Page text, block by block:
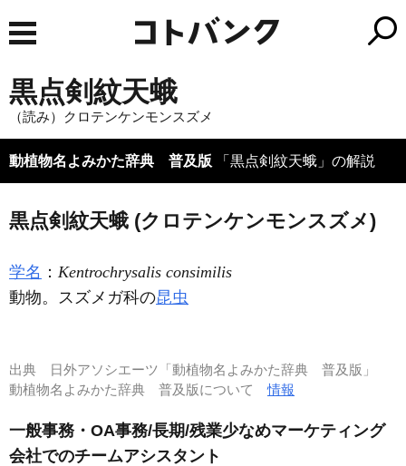
黒点剣紋天蛾
（読み）クロテンケンモンスズメ
動植物名よみかた辞典 普及版 「黒点剣紋天蛾」の解説
黒点剣紋天蛾 (クロテンケンモンスズメ)
学名 ： Kentrochrysalis consimilis
動物。スズメガ科の昆虫
出典
日外アソシエーツ「動植物名よみかた辞典 普及版」
動植物名よみかた辞典 普及版について情報
一般事務・OA事務/長期/残業少なめマーケティング
会社でのチームアシスタント